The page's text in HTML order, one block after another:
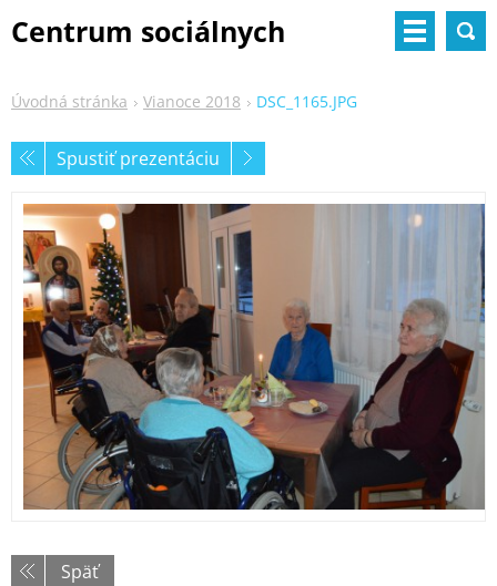
Centrum sociálnych
Úvodná stránka Vianoce 2018 DSC_1165.JPG
Spustiť prezentáciu
Späť